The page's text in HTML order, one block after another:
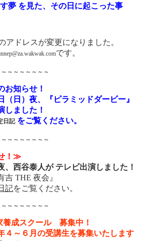
夢 を見た、その日に起こった事
アドレスが変更になりました。
です。
～～～～～～～
お知らせ！
（日）夜、『ピラミッドダービー』
しました！
日記をご覧ください。
～～～～～～～
！≫
、西谷泰人が テレビ出演しました！
吉 THE 夜会』
記をご覧ください。
～～～～～～～
養成スクール 募集中！
４～６月の受講生を募集いたします